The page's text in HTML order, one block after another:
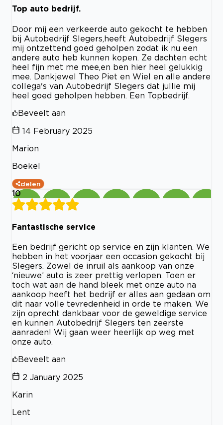
Top auto bedrijf.
Door mij een verkeerde auto gekocht te hebben
bij Autobedrijf Slegers,heeft Autobedrijf Slegers
mij ontzettend goed geholpen zodat ik nu een
andere auto heb kunnen kopen. Ze dachten echt
heel fijn met me mee,en ben hier heel gelukkig
mee. Dankjewel Theo Piet en Wiel en alle andere
collega's van Autobedrijf Slegers dat jullie mij
heel goed geholpen hebben. Een Topbedrijf.
Beveelt aan
14 February 2025
Marion
Boekel
delen
10
Fantastische service
Een bedrijf gericht op service en zijn klanten. We
hebben in het voorjaar een occasion gekocht bij
Slegers. Zowel de inruil als aankoop van onze
‘nieuwe’ auto is zeer prettig verlopen. Toen er
toch wat aan de hand bleek met onze auto na
aankoop heeft het bedrijf er alles aan gedaan om
dit naar volle tevredenheid in orde te maken. We
zijn oprecht dankbaar voor de geweldige service
en kunnen Autobedrijf Slegers ten zeerste
aanraden! Wij gaan weer heerlijk op weg met
onze auto.
Beveelt aan
2 January 2025
Karin
Lent